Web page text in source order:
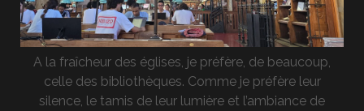
A la fraîcheur des églises, je préfère, de beaucoup,
celle des bibliothèques. Comme je préfère leur
silence, le tamis de leur lumière et l’ambiance de